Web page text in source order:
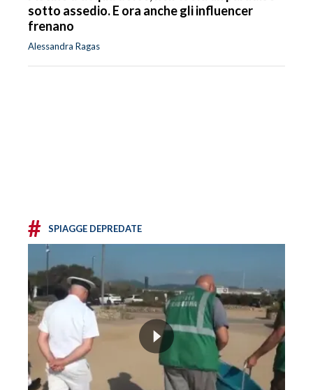
sotto assedio. E ora anche gli influencer
frenano
Alessandra Ragas
# SPIAGGE DEPREDATE